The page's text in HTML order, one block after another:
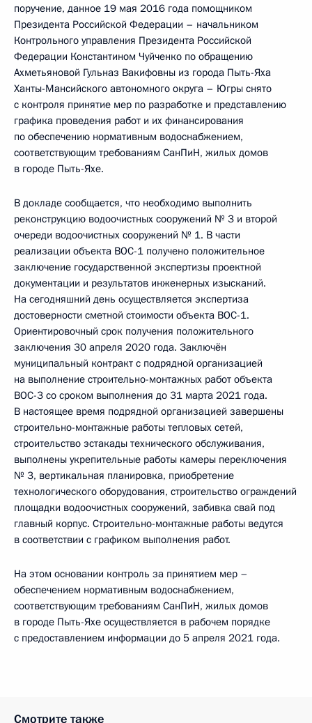
поручение, данное 19 мая 2016 года помощником
Президента Российской Федерации – начальником
Контрольного управления Президента Российской
Федерации Константином Чуйченко по обращению
Ахметьяновой Гульназ Вакифовны из города Пыть-Яха
Ханты-Мансийского автономного округа – Югры снято
с контроля принятие мер по разработке и представлению
графика проведения работ и их финансирования
по обеспечению нормативным водоснабжением,
соответствующим требованиям СанПиН, жилых домов
в городе Пыть-Яхе.
В докладе сообщается, что необходимо выполнить
реконструкцию водоочистных сооружений № 3 и второй
очереди водоочистных сооружений № 1. В части
реализации объекта ВОС-1 получено положительное
заключение государственной экспертизы проектной
документации и результатов инженерных изысканий.
На сегодняшний день осуществляется экспертиза
достоверности сметной стоимости объекта ВОС-1.
Ориентировочный срок получения положительного
заключения 30 апреля 2020 года. Заключён
муниципальный контракт с подрядной организацией
на выполнение строительно-монтажных работ объекта
ВОС-3 со сроком выполнения до 31 марта 2021 года.
В настоящее время подрядной организацией завершены
строительно-монтажные работы тепловых сетей,
строительство эстакады технического обслуживания,
выполнены укрепительные работы камеры переключения
№ 3, вертикальная планировка, приобретение
технологического оборудования, строительство ограждений
площадки водоочистных сооружений, забивка свай под
главный корпус. Строительно-монтажные работы ведутся
в соответствии с графиком выполнения работ.
На этом основании контроль за принятием мер –
обеспечением нормативным водоснабжением,
соответствующим требованиям СанПиН, жилых домов
в городе Пыть-Яхе осуществляется в рабочем порядке
с предоставлением информации до 5 апреля 2021 года.
Смотрите также